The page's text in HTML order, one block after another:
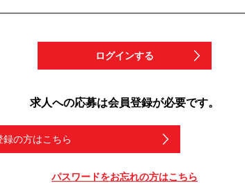
ログインする
求人への応募は会員登録が必要です。
録の方はこちら
パスワードをお忘れの方はこちら